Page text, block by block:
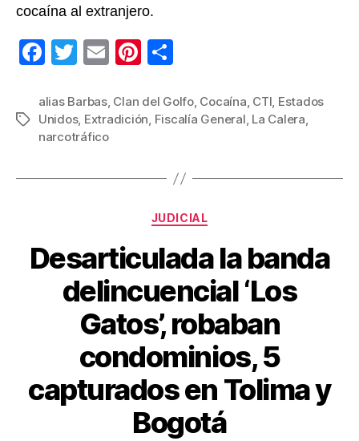
cocaína al extranjero.
F
c
e
o
T
tt
er
E
ail
Pi
er
e
m
p
tir
Etiquetas
alias Barbas, Clan del Golfo, Cocaína, CTI, Estados
Unidos, Extradición, Fiscalía General, La Calera,
narcotráfico
Categorías
JUDICIAL
Desarticulada la banda
delincuencial ‘Los
Gatos’, robaban
condominios, 5
capturados en Tolima y
Bogotá